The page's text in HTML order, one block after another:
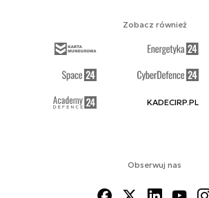
Obserwuj nas
Zobacz również
KADECIRP.PL